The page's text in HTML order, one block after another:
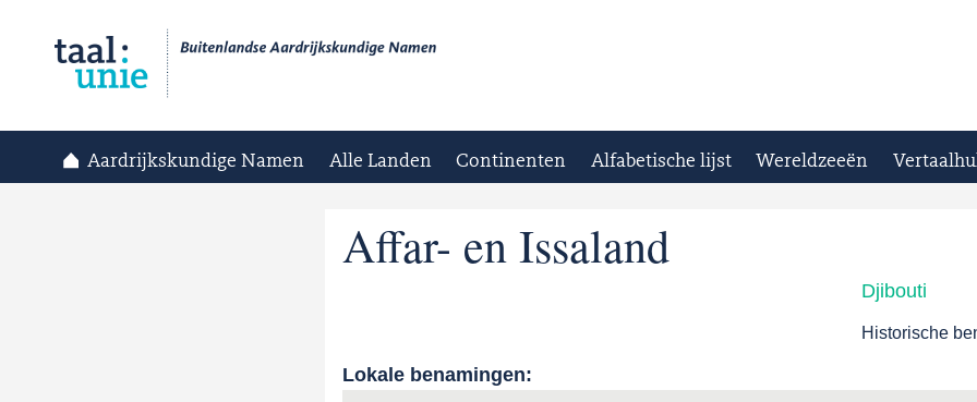
Aardrijkskundige Namen Alle Landen Continenten Alfabetische lijst Wereldzeeën
Affar- en Issaland
Djibouti
Historische
Lokale benamingen: